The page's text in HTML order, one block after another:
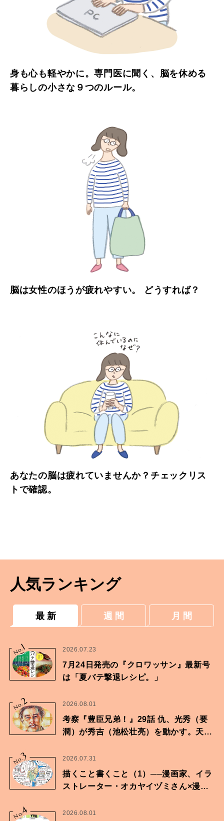
身も心も軽やかに。専門医に聞く、脳を休める
暮らしの小さな９つのルール。
脳は女性のほうが疲れやすい。 どうすれば？
あなたの脳は疲れていませんか？チェックリス
トで確認。
人気ランキング
最 新 週 間 月 間
No.
1 2026.07.23
7月24日発売の『クロワッサン』最新号
は「夏バテ撃退レシピ。」
No.2 2026.08.01
考察『豊臣兄弟！』29話 仇、光秀（要
潤）が秀吉（池松壮亮）を動かす。天下
No.3 2026.07.31
描くこと書くこと（1）──漫画家、イラ
ストレーター・オカヤイヅミさん×漫画
No.
4 2026.08.01